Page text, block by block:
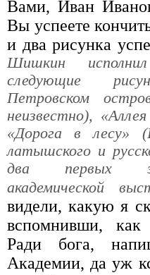
Вами, Иван
Вы успеете
и два рисунка
Шишкин
следующие
Петровском
неизвестно),
«Дорога в лесу»
латышского и
два первых
академической
видели, какую я
вспомнивши,
Ради бога,
Академии, да уж